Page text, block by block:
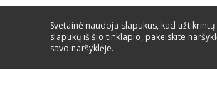
Svetainė naudoja slapukus, kad
slapukų iš šio tinklapio, pakeiskite
savo naršyklėje.